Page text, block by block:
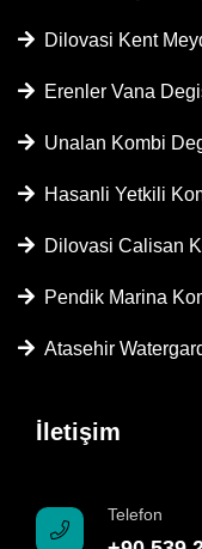
Dilovasi Kent
Erenler Vana
Unalan Kombi
Hasanli Yetkili
Dilovasi Calisan
Pendik Marina
Atasehir
İletişim
Telefon